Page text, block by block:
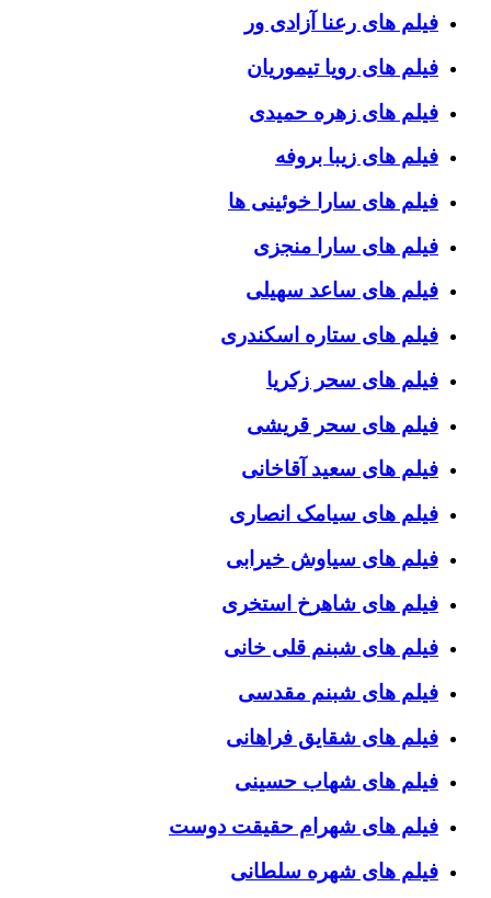
فیلم های رعنا آزادی ور
فیلم های رویا تیموریان
فیلم های زهره حمیدی
فیلم های زیبا بروفه
فیلم های سارا خوئینی ها
فیلم های سارا منجزی
فیلم های ساعد سهیلی
فیلم های ستاره اسکندری
فیلم های سحر زکریا
فیلم های سحر قریشی
فیلم های سعید آقاخانی
فیلم های سیامک انصاری
فیلم های سیاوش خیرابی
فیلم های شاهرخ استخری
فیلم های شبنم قلی خانی
فیلم های شبنم مقدسی
فیلم های شقایق فراهانی
فیلم های شهاب حسینی
فیلم های شهرام حقیقت دوست
فیلم های شهره سلطانی